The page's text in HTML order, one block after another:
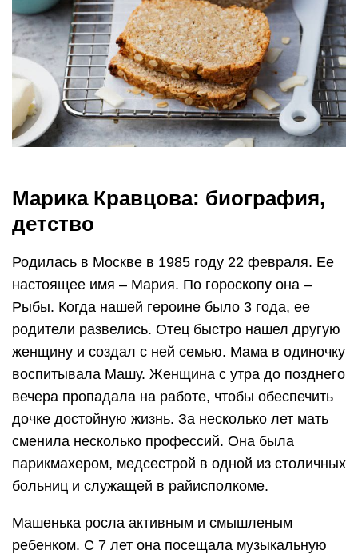
Марика Кравцова: биография,
детство
Родилась в Москве в 1985 году 22 февраля. Ее
настоящее имя – Мария. По гороскопу она –
Рыбы. Когда нашей героине было 3 года, ее
родители развелись. Отец быстро нашел другую
женщину и создал с ней семью. Мама в одиночку
воспитывала Машу. Женщина с утра до позднего
вечера пропадала на работе, чтобы обеспечить
дочке достойную жизнь. За несколько лет мать
сменила несколько профессий. Она была
парикмахером, медсестрой в одной из столичных
больниц и служащей в райисполкоме.
Машенька росла активным и смышленым
ребенком. С 7 лет она посещала музыкальную